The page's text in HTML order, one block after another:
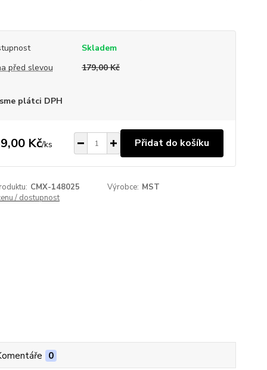
Skladem
před slevou
179,00 Kč
plátci DPH
Kč/ks Přidat do košíku
CMX-148025 Výrobce: MST
/ dostupnost
0